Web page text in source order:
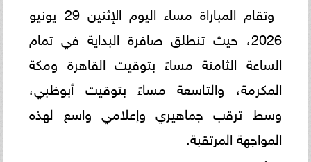
وتقام المباراة مساء اليوم الإثنين 29 يونيو
2026، حيث تنطلق صافرة البداية في تمام
الساعة الثامنة مساءً بتوقيت القاهرة ومكة
المكرمة، والتاسعة مساءً بتوقيت أبوظبي،
وسط ترقب جماهيري وإعلامي واسع لهذه
المواجهة المرتقبة.